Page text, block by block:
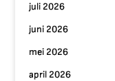
juli 2026
juni 2026
mei 2026
april 2026